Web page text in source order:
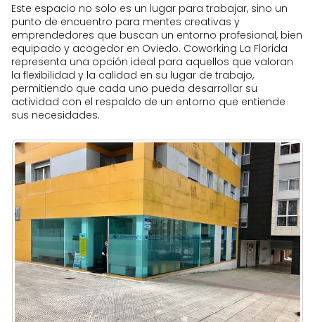
Este espacio no solo es un lugar para trabajar, sino un
punto de encuentro para mentes creativas y
emprendedores que buscan un entorno profesional, bien
equipado y acogedor en Oviedo. Coworking La Florida
representa una opción ideal para aquellos que valoran
la flexibilidad y la calidad en su lugar de trabajo,
permitiendo que cada uno pueda desarrollar su
actividad con el respaldo de un entorno que entiende
sus necesidades.